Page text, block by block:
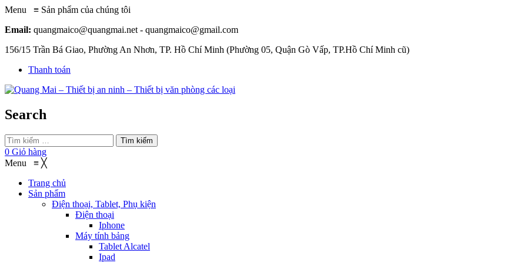
Menu ≡ Sản phẩm của chúng tôi
Email: quangmaico@quangmai.net - quangmaico@gmail.com
156/15 Trần Bá Giao, Phường An Nhơn, TP. Hồ Chí Minh (Phường 05, Quận Gò Vấp, TP.Hồ Chí Minh cũ)
Thanh toán
Search
Tìm kiếm
0 Giỏ hàng
Menu ≡ ╳
Trang chủ
Sản phẩm
Điện thoại, Tablet, Phụ kiện
Điện thoại
Iphone
Máy tính bảng
Tablet Alcatel
Ipad